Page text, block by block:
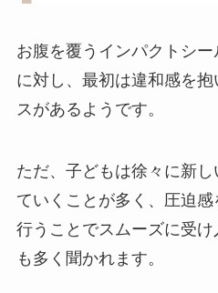
お腹を覆うインパクトシ
に対し、最初は違和感を
スがあるようです。
ただ、子どもは徐々に新
ていくことが多く、圧迫
行うことでスムーズに受
も多く聞かれます。